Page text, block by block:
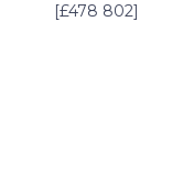
[£478 802]